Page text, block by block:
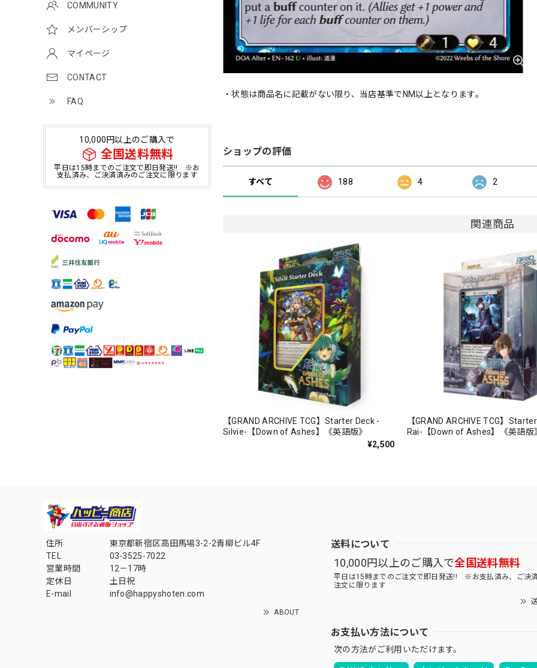
COMMUNITY
メンバーシップ
マイページ
CONTACT
FAQ
10,000円以上のご購入で
全国送料無料
平日は15時までのご注文で即日発送!! ※お
支払済み、ご決済済みのご注文に限ります
・状態は商品名に記載がない限り、当店基準でNM以上となります。
ショップの評価
すべて 188 4 2
関連商品
【GRAND ARCHIVE TCG】Starter Deck -
Silvie-【Down of Ashes】《英語版》
¥2,500
【GRAND ARCHIVE TCG】
Rai-【Down of Ashes】《英語版
住所
東京都新宿区高田馬場3-2-2青柳ビル4F
TEL
03-3525-7022
営業時間
12－17時
定休日
土日祝
E-mail
info@happyshoten.com
ABOUT
送料について
10,000円以上のご購入で全国送料無料
平日は15時までのご注文で即日発送!! ※お支払済み、ご決
注文に限ります
お支払い方法について
次の方法がご利用いただけます。